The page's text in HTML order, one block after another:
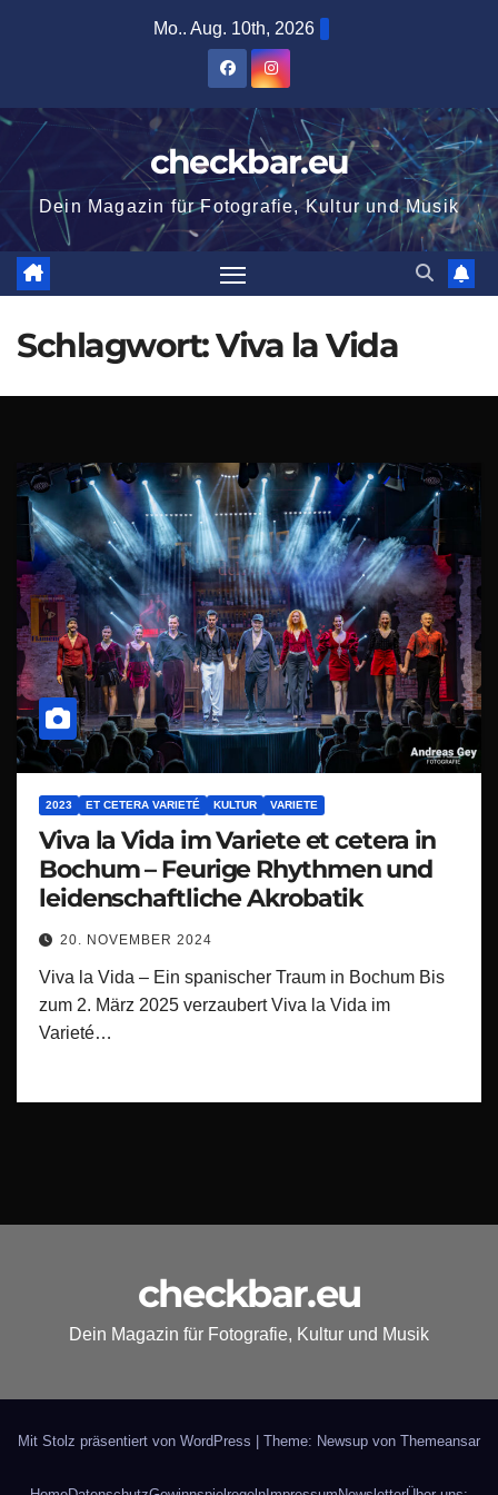
Mo.. Aug. 10th, 2026
checkbar.eu
Dein Magazin für Fotografie, Kultur und Musik
Schlagwort:Viva la Vida
2023 ET CETERA VARIETÉ KULTUR VARIETE
Viva la Vida im Variete et cetera in
Bochum – Feurige Rhythmen und
leidenschaftliche Akrobatik
20. NOVEMBER 2024
Viva la Vida – Ein spanischer Traum in Bochum Bis
zum 2. März 2025 verzaubert Viva la Vida im
Varieté…
checkbar.eu
Dein Magazin für Fotografie, Kultur und Musik
Mit Stolz präsentiert von WordPress Theme: Newsup von Themeansar